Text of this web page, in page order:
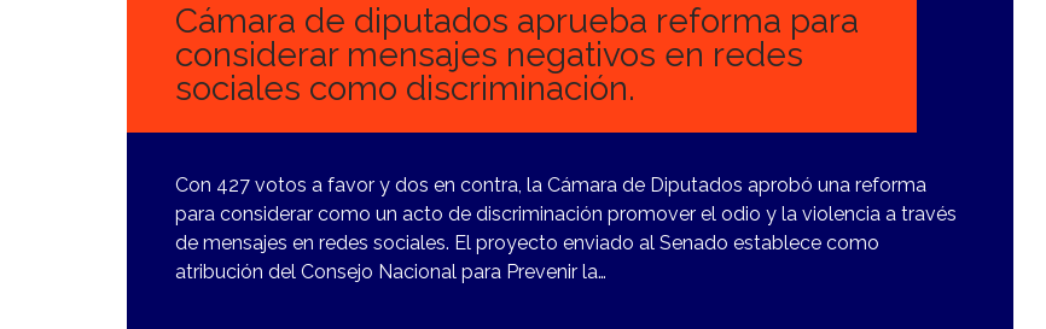
Cámara de diputados aprueba reforma para
considerar mensajes negativos en redes
sociales como discriminación.
Con 427 votos a favor y dos en contra, la Cámara de Diputados aprobó una reforma
para considerar como un acto de discriminación promover el odio y la violencia a través
de mensajes en redes sociales. El proyecto enviado al Senado establece como
atribución del Consejo Nacional para Prevenir la…